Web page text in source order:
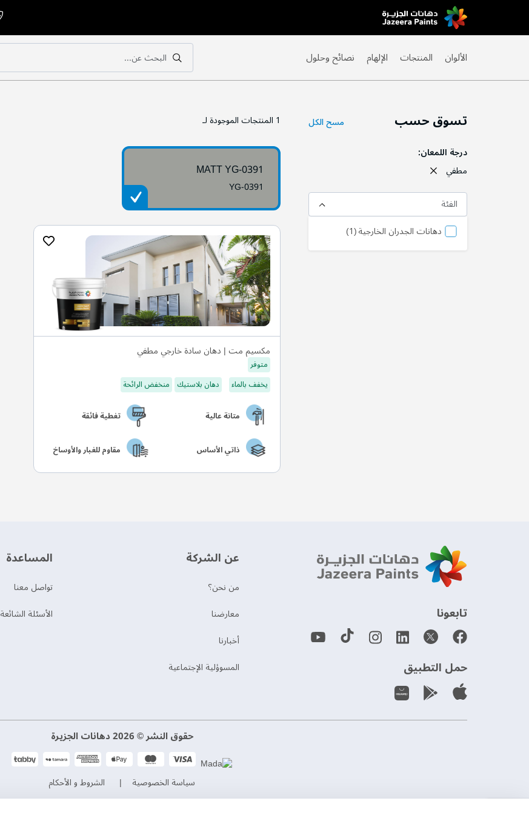
Skip
to
بحث
البحث عن...
بحث الألوان المنتجات الإلهام نصائح وحلول
1 المنتجات الموجودة لـ
MATT YG-0391
YG-0391
مكسيم مت | دهان سادة خارجي مطفي
متوفر
يخفف بالماء
دهان بلاستيك منخفض الرائحة
متانة عالية تغطية فائقة
ذاتي الأساس مقاوم للغبار والأوساخ
تسوق حسب
درجة اللمعان
مطفي
مسح الكل
الفئة
دهانات الجدران الخارجية 1المنتج
‫تابعونا‬
حمل التطبيق
عن الشركة
من نحن؟
‫معارضنا‬
‫أخبارنا‬
المسوؤلية الإجتماعية
‫المساعدة‬
تواصل معنا
الأسئلة الشائعة
حقوق النشر © 2026 دهانات الجزيرة
سياسة الخصوصية
الشروط و الأحكام